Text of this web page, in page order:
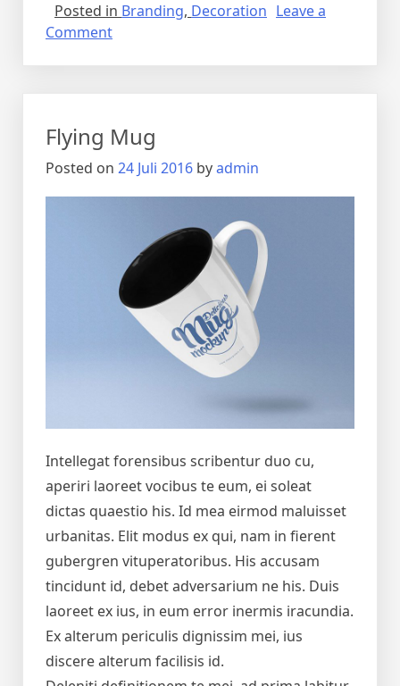
Posted in Branding, Decoration Leave a
Comment
Flying Mug
Posted on 24 Juli 2016 byadmin
Intellegat forensibus scribentur duo cu,
aperiri laoreet vocibus te eum, ei soleat
dictas quaestio his. Id mea eirmod maluisset
urbanitas. Elit modus ex qui, nam in fierent
gubergren vituperatoribus. His accusam
tincidunt id, debet adversarium ne his. Duis
laoreet ex ius, in eum error inermis iracundia.
Ex alterum periculis dignissim mei, ius
discere alterum facilisis id.